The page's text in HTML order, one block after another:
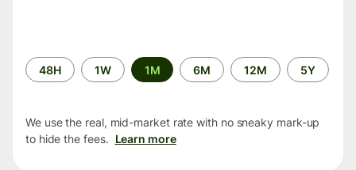
Time
period
48H 1W 1M 6M 12M 5Y
We use the real, mid-market rate with no sneaky mark-up
to hide the fees. Learn more